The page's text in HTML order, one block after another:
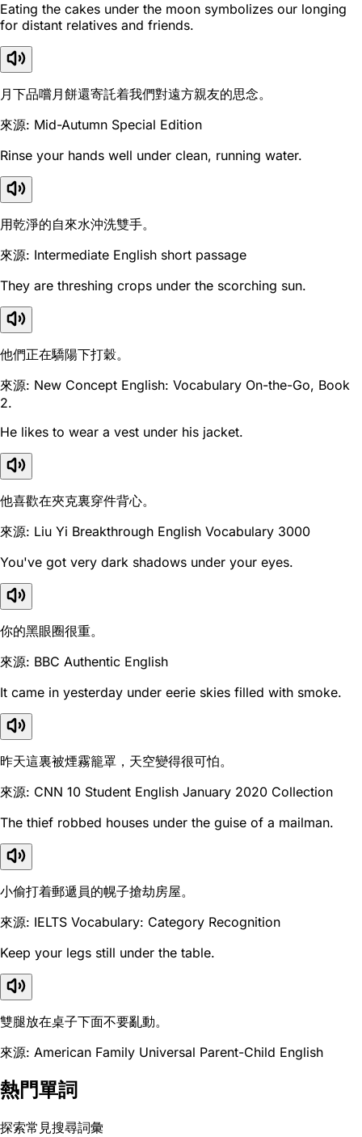
Eating the cakes under the moon symbolizes our longing
for distant relatives and friends.
月下品嚐月餅還寄託着我們對遠方親友的思念。
來源: Mid-Autumn Special Edition
Rinse your hands well under clean, running water.
用乾淨的自來水沖洗雙手。
來源: Intermediate English short passage
They are threshing crops under the scorching sun.
他們正在驕陽下打穀。
來源: New Concept English: Vocabulary On-the-Go, Book
2.
He likes to wear a vest under his jacket.
他喜歡在夾克裏穿件背心。
來源: Liu Yi Breakthrough English Vocabulary 3000
You've got very dark shadows under your eyes.
你的黑眼圈很重。
來源: BBC Authentic English
It came in yesterday under eerie skies filled with smoke.
昨天這裏被煙霧籠罩，天空變得很可怕。
來源: CNN 10 Student English January 2020 Collection
The thief robbed houses under the guise of a mailman.
小偷打着郵遞員的幌子搶劫房屋。
來源: IELTS Vocabulary: Category Recognition
Keep your legs still under the table.
雙腿放在桌子下面不要亂動。
來源: American Family Universal Parent-Child English
熱門單詞
探索常見搜尋詞彙